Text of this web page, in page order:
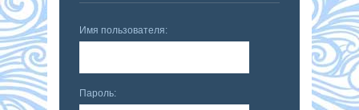
Имя пользователя:
Пароль: